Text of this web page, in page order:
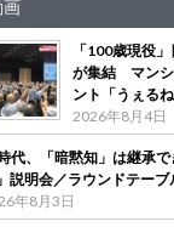
画
「100歳現役
が集結 マンシ
ント「うぇる
2026年8月4日
代、「暗黙知」は継承
説明会／ラウンドテーブ
年8月3日